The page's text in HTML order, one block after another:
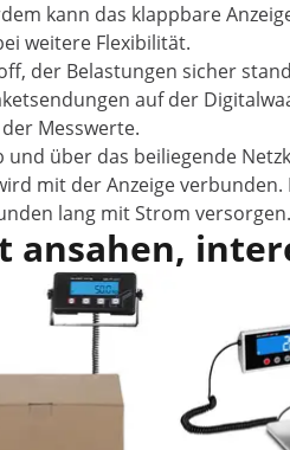
kann das klappbare
weitere Flexibilität.
der Belastungen sicher
auf der
Messwerte.
über das beiliegende
mit der Anzeige
lang mit Strom versorgen.
ansahen,